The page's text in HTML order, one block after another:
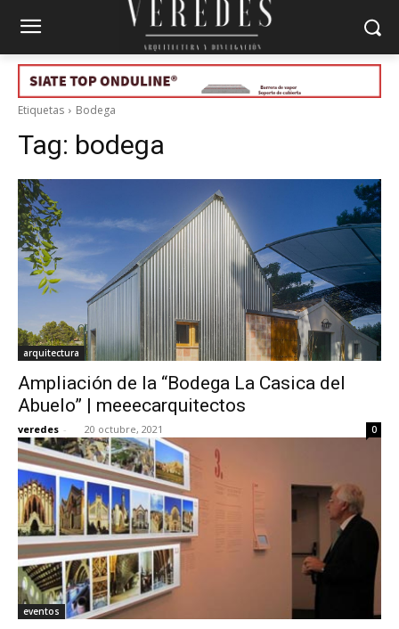
Etiquetas Bodega
Tag: bodega
arquitectura
Ampliación de la “Bodega La Casica del
Abuelo” | meeecarquitectos
veredes - 20 octubre, 2021 0
eventos